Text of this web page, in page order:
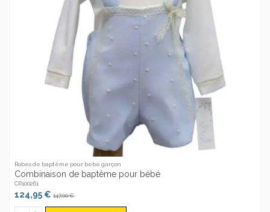
Robes de baptême pour bébé garçon
Combinaison de baptême pour bébé
CR100261
124,95 €147,00 €